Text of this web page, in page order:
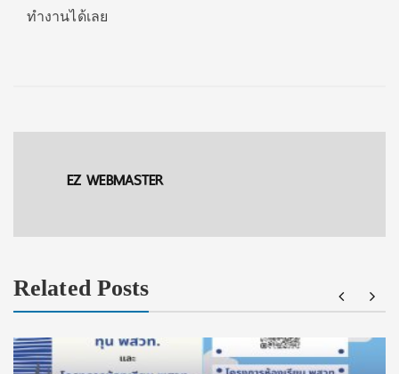
ทำงานได้เลย
EZ WEBMASTER
Related Posts